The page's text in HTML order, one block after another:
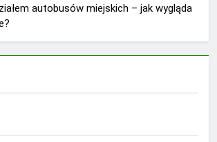
autobusów miejskich – jak wygląda